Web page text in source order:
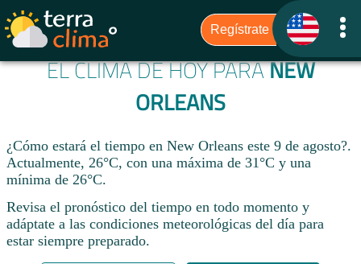
EL CLIMA DE HOY PARANEW
ORLEANS
¿Cómo estará el tiempo en New Orleans este 9 de agosto?.
Actualmente, 26°C, con una máxima de 31°C y una
mínima de 26°C.
Revisa el pronóstico del tiempo en todo momento y
adáptate a las condiciones meteorológicas del día para
estar siempre preparado.​